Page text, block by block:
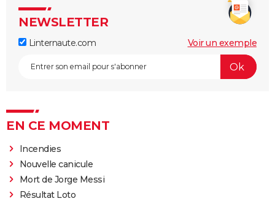
NEWSLETTER
Linternaute.com Voir un exemple
EN CE MOMENT
Incendies
Nouvelle canicule
Mort de Jorge Messi
Résultat Loto